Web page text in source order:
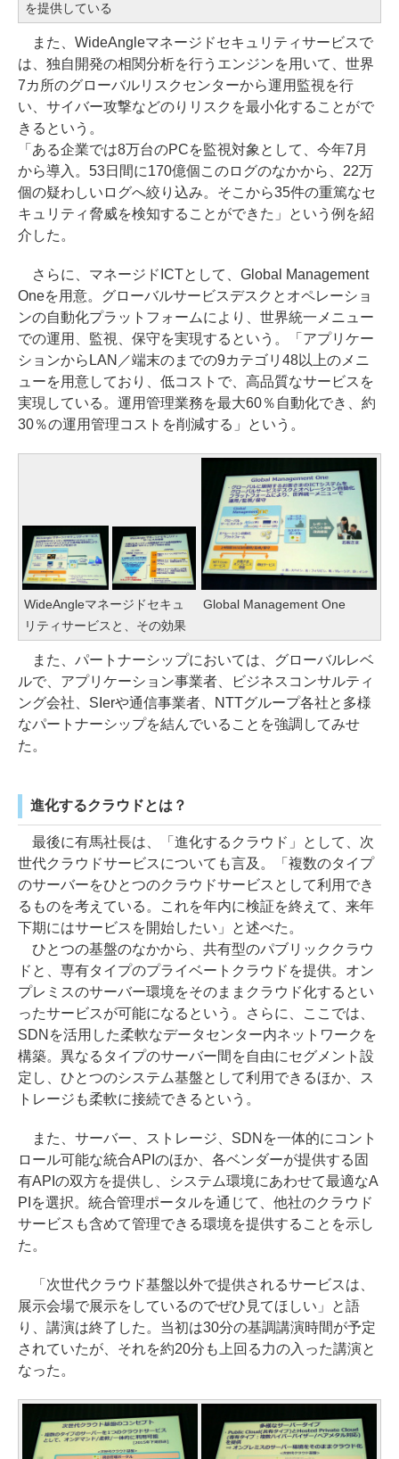
を提供している
また、WideAngleマネージドセキュリティサービスで
は、独自開発の相関分析を行うエンジンを用いて、世界
7カ所のグローバルリスクセンターから運用監視を行
い、サイバー攻撃などのりリスクを最小化することがで
きるという。
「ある企業では8万台のPCを監視対象として、今年7月
から導入。53日間に170億個このログのなかから、22万
個の疑わしいログへ絞り込み。そこから35件の重篤なセ
キュリティ脅威を検知することができた」という例を紹
介した。
さらに、マネージドICTとして、Global Management
Oneを用意。グローバルサービスデスクとオペレーショ
ンの自動化プラットフォームにより、世界統一メニュー
での運用、監視、保守を実現するという。「アプリケー
ションからLAN／端末のまでの9カテゴリ48以上のメニ
ューを用意しており、低コストで、高品質なサービスを
実現している。運用管理業務を最大60％自動化でき、約
30％の運用管理コストを削減する」という。
WideAngleマネージドセキュ
リティサービスと、その効果
Global Management One
また、パートナーシップにおいては、グローバルレベ
ルで、アプリケーション事業者、ビジネスコンサルティ
ング会社、SIerや通信事業者、NTTグループ各社と多様
なパートナーシップを結んでいることを強調してみせ
た。
進化するクラウドとは？
最後に有馬社長は、「進化するクラウド」として、次
世代クラウドサービスについても言及。「複数のタイプ
のサーバーをひとつのクラウドサービスとして利用でき
るものを考えている。これを年内に検証を終えて、来年
下期にはサービスを開始したい」と述べた。
ひとつの基盤のなかから、共有型のパブリッククラウ
ドと、専有タイプのプライベートクラウドを提供。オン
プレミスのサーバー環境をそのままクラウド化するとい
ったサービスが可能になるという。さらに、ここでは、
SDNを活用した柔軟なデータセンター内ネットワークを
構築。異なるタイプのサーバー間を自由にセグメント設
定し、ひとつのシステム基盤として利用できるほか、ス
トレージも柔軟に接続できるという。
また、サーバー、ストレージ、SDNを一体的にコント
ロール可能な統合APIのほか、各ベンダーが提供する固
有APIの双方を提供し、システム環境にあわせて最適なA
PIを選択。統合管理ポータルを通じて、他社のクラウド
サービスも含めて管理できる環境を提供することを示し
た。
「次世代クラウド基盤以外で提供されるサービスは、
展示会場で展示をしているのでぜひ見てほしい」と語
り、講演は終了した。当初は30分の基調講演時間が予定
されていたが、それを約20分も上回る力の入った講演と
なった。